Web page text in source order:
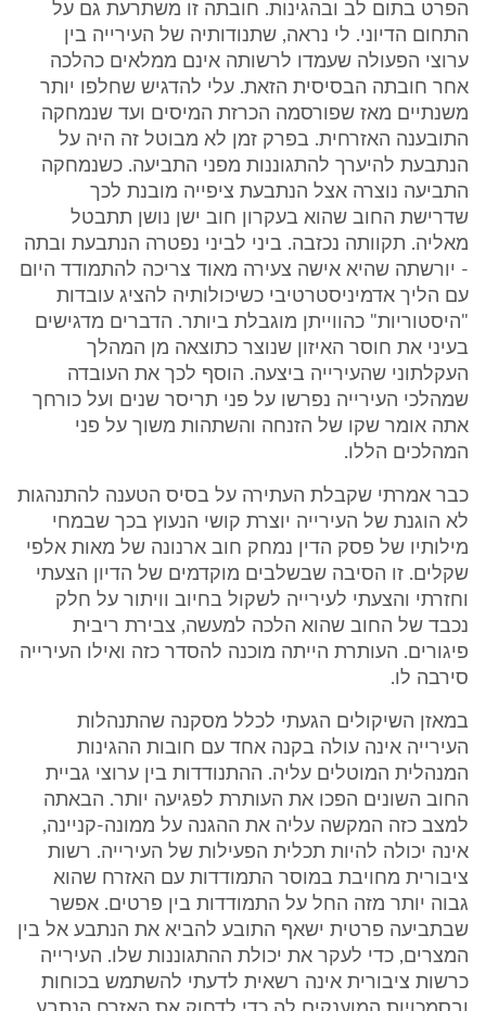
הפרט בתום לב ובהגינות. חובתה זו משתרעת גם על
התחום הדיוני. לי נראה, שתנודותיה של העירייה בין
ערוצי הפעולה שעמדו לרשותה אינם ממלאים כהלכה
אחר חובתה הבסיסית הזאת. עלי להדגיש שחלפו יותר
משנתיים מאז שפורסמה הכרזת המיסים ועד שנמחקה
התובענה האזרחית. בפרק זמן לא מבוטל זה היה על
הנתבעת להיערך להתגוננות מפני התביעה. כשנמחקה
התביעה נוצרה אצל הנתבעת ציפייה מובנת לכך
שדרישת החוב שהוא בעקרון חוב ישן נושן תתבטל
מאליה. תקוותה נכזבה. ביני לביני נפטרה הנתבעת ובתה
- יורשתה שהיא אישה צעירה מאוד צריכה להתמודד היום
עם הליך אדמיניסטרטיבי כשיכולותיה להציג עובדות
"היסטוריות" כהווייתן מוגבלת ביותר. הדברים מדגישים
בעיני את חוסר האיזון שנוצר כתוצאה מן המהלך
העקלתוני שהעירייה ביצעה. הוסף לכך את העובדה
שמהלכי העירייה נפרשו על פני תריסר שנים ועל כורחך
אתה אומר שקו של הזנחה והשתהות משוך על פני
המהלכים הללו.
כבר אמרתי שקבלת העתירה על בסיס הטענה להתנהגות
לא הוגנת של העירייה יוצרת קושי הנעוץ בכך שבמחי
מילותיו של פסק הדין נמחק חוב ארנונה של מאות אלפי
שקלים. זו הסיבה שבשלבים מוקדמים של הדיון הצעתי
וחזרתי והצעתי לעירייה לשקול בחיוב וויתור על חלק
נכבד של החוב שהוא הלכה למעשה, צבירת ריבית
פיגורים. העותרת הייתה מוכנה להסדר כזה ואילו העירייה
סירבה לו.
במאזן השיקולים הגעתי לכלל מסקנה שהתנהלות
העירייה אינה עולה בקנה אחד עם חובות ההגינות
המנהלית המוטלים עליה. ההתנודדות בין ערוצי גביית
החוב השונים הפכו את העותרת לפגיעה יותר. הבאתה
למצב כזה המקשה עליה את ההגנה על ממונה-קניינה,
אינה יכולה להיות תכלית הפעילות של העירייה. רשות
ציבורית מחויבת במוסר התמודדות עם האזרח שהוא
גבוה יותר מזה החל על התמודדות בין פרטים. אפשר
שבתביעה פרטית ישאף התובע להביא את הנתבע אל בין
המצרים, כדי לעקר את יכולת ההתגוננות שלו. העירייה
כרשות ציבורית אינה רשאית לדעתי להשתמש בכוחות